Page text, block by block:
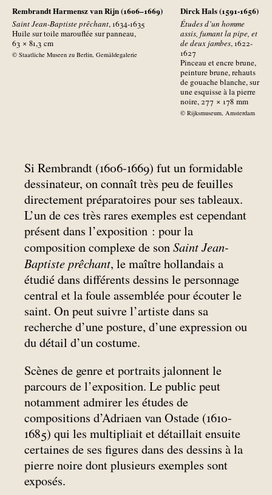
Rembrandt Harmensz van Rijn (1606–1669)
Saint Jean-Baptiste prêchant, 1634-1635
Huile sur toile marouflée sur panneau,
63 × 81,3 cm
© Staatliche Museen zu Berlin, Gemäldegalerie
Dirck Hals (1591-1656)
Études d’un homme
assis, fumant la pipe, et
de deux jambes, 1622-
1627
Pinceau et encre brune,
peinture brune, rehauts
de gouache blanche, sur
une esquisse à la pierre
noire, 277 × 178 mm
© Rijksmuseum, Amsterdam
Si Rembrandt (1606-1669) fut un formidable
dessinateur, on connaît très peu de feuilles
directement préparatoires pour ses tableaux.
L’un de ces très rares exemples est cependant
présent dans l’exposition : pour la
composition complexe de sonSaint Jean-
Baptiste prêchant, le maître hollandais a
étudié dans différents dessins le personnage
central et la foule assemblée pour écouter le
saint. On peut suivre l’artiste dans sa
recherche d’une posture, d’une expression ou
du détail d’un costume.
Scènes de genre et portraits jalonnent le
parcours de l’exposition. Le public peut
notamment admirer les études de
compositions d’Adriaen van Ostade (1610-
1685) qui les multipliait et détaillait ensuite
certaines de ses figures dans des dessins à la
pierre noire dont plusieurs exemples sont
exposés.